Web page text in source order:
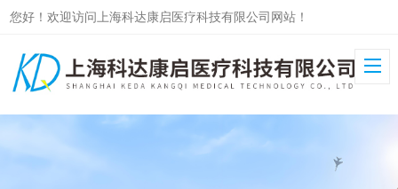
您好！欢迎访问上海科达康启医疗科技有限公司网站！